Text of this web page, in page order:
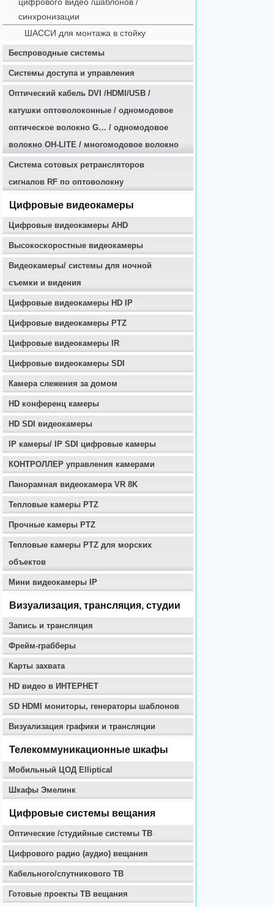
синхронизации
ШАССИ для монтажа в стойку
Беспроводные системы
Системы доступа и управления
Оптичеcкий кабель DVI /HDMI/USB /
катушки оптоволоконные / одномодовое
оптическое волокно G… / одномодовое
волокно OH-LITE / многомодовое волокно
Система сотовых ретрансляторов
сигналов RF по оптоволокну
Цифровые видеокамеры
Цифровые видеокамеры AHD
Высокоскоростные видеокамеры
Видеокамеры/ системы для ночной
съемки и видения
Цифровые видеокамеры HD IP
Цифровые видеокамеры PTZ
Цифровые видеокамеры IR
Цифровые видеокамеры SDI
Камера слежения за домом
HD конференц камеры
HD SDI видеокамеры
IP камеры/ IP SDI цифровые камеры
КОНТРОЛЛЕР управления камерами
Панорамная видеокамера VR 8K
Тепловые камеры PTZ
Прочные камеры PTZ
Тепловые камеры PTZ для морских
объектов
Мини видеокамеры IP
Визуализация, трансляция, студии
Запись и трансляция
Фрейм-грабберы
Карты захвата
HD видео в ИНТЕРНЕТ
SD HDMI мониторы, генераторы шаблонов
Визуализация графики и трансляции
Телекоммуникационные шкафы
Мобильный ЦОД Elliptical
Шкафы Эмелинк
Цифровые системы вещания
Оптические /студийные системы ТВ
Цифрового радио (аудио) вещания
Кабельного/спутникового ТВ
Готовые проекты ТВ вещания